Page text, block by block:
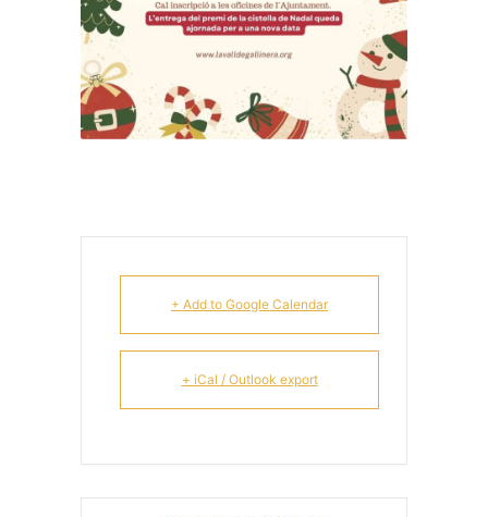
+ Add to Google Calendar
+ iCal / Outlook export